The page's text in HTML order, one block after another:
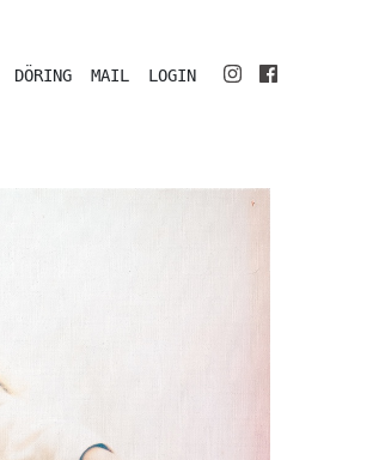
DÖRING MAIL LOGIN